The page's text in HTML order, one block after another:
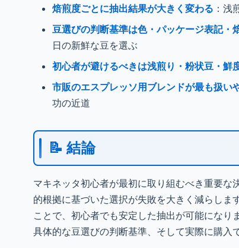
焙煎度ごとに抽出結果が大きく変わる ：浅
豆選びの判断基準は色・パッケージ表記・
日の新鮮な豆を選ぶ
初心者が避けるべきは浅煎り・粉状豆・鮮
市販のエスプレッソ用ブレンドが最も扱い
功の近道
📝 結論
マキネッタ初心者が最初に取り組むべき重要
的根拠に基づいた選択が失敗を大きく減らし
ことで、初心者でも安定した抽出が可能にな
具体的な豆選びの判断基準、そして実際に購入